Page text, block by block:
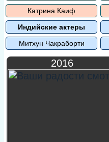
Катрина Каиф
Индийские актеры
Митхун Чакраборти
2016